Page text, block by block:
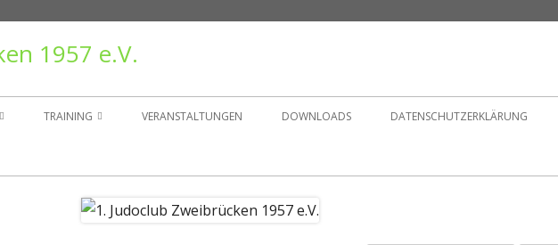
1957 e.V.
TRAINING VERANSTALTUNGEN DOWNLOADS DATENSCHUTZERKLÄRUNG